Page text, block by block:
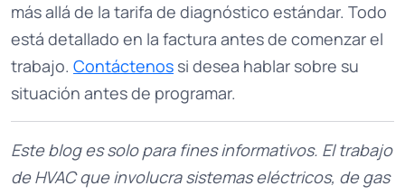
más allá de la tarifa de diagnóstico estándar. Todo
está detallado en la factura antes de comenzar el
trabajo. Contáctenos si desea hablar sobre su
situación antes de programar.
Este blog es solo para fines informativos. El trabajo
de HVAC que involucra sistemas eléctricos, de gas